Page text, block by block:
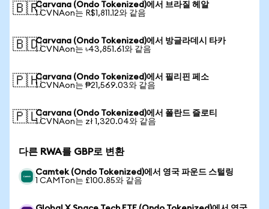
🇧🇷Carvana (Ondo Tokenized)에서 브라질 헤알
1 CVNAon는 R$1,811.12와 같음
🇧🇩Carvana (Ondo Tokenized)에서 방글라데시 타카
1 CVNAon는 ৳43,851.61와 같음
🇵🇭Carvana (Ondo Tokenized)에서 필리핀 페소
1 CVNAon는 ₱21,569.03와 같음
🇵🇱Carvana (Ondo Tokenized)에서 폴란드 즐로티
1 CVNAon는 zł 1,320.04와 같음
다른 RWA를 GBP로 변환
Camtek (Ondo Tokenized)에서 영국 파운드 스털링
1 CAMTon는 £100.85와 같음